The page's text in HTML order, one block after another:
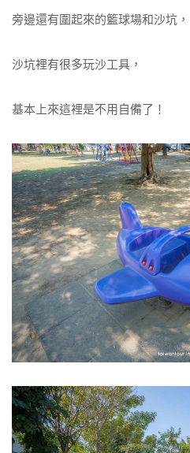
旁邊還有圍起來的籃球場和沙坑，
沙坑裡有很多玩沙工具，
基本上來這裡是不用自備了！